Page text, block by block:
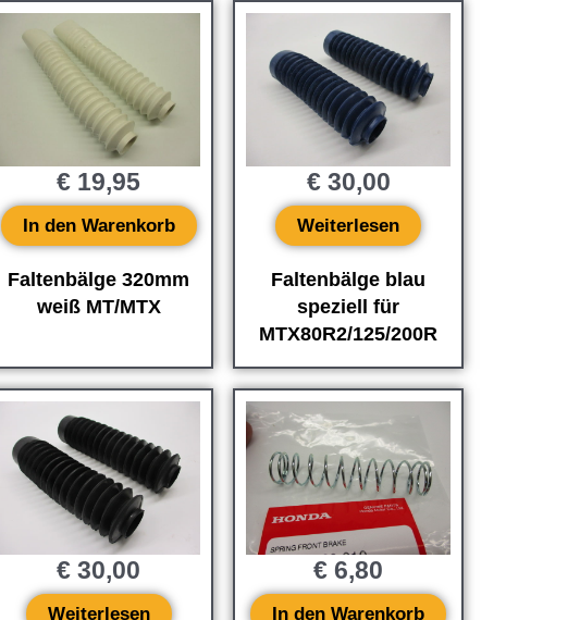
Faltenbälge 320mm
weiß MT/MTX
€ 19,95
In den Warenkorb
Faltenbälge blau
speziell für
MTX80R2/125/200R
€30,00
Weiterlesen
€ 30,00
Weiterlesen
€ 6,80
In den Warenkorb